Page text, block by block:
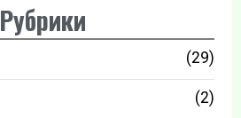
Рубрики
(29)
(2)